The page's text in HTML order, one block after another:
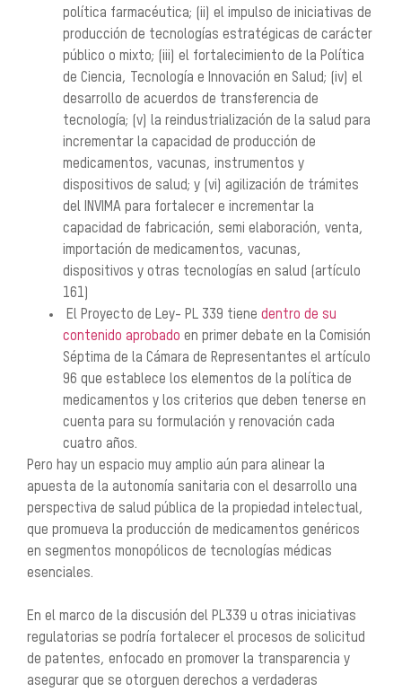
política farmacéutica; (ii) el impulso de iniciativas de
producción de tecnologías estratégicas de carácter
público o mixto; (iii) el fortalecimiento de la Política
de Ciencia, Tecnología e Innovación en Salud; (iv) el
desarrollo de acuerdos de transferencia de
tecnología; (v) la reindustrialización de la salud para
incrementar la capacidad de producción de
medicamentos, vacunas, instrumentos y
dispositivos de salud; y (vi) agilización de trámites
del INVIMA para fortalecer e incrementar la
capacidad de fabricación, semi elaboración, venta,
importación de medicamentos, vacunas,
dispositivos y otras tecnologías en salud (artículo
161)
El Proyecto de Ley- PL 339 tiene dentro de su
contenido aprobado en primer debate en la Comisión
Séptima de la Cámara de Representantes el artículo
96 que establece los elementos de la política de
medicamentos y los criterios que deben tenerse en
cuenta para su formulación y renovación cada
cuatro años.
Pero hay un espacio muy amplio aún para alinear la
apuesta de la autonomía sanitaria con el desarrollo una
perspectiva de salud pública de la propiedad intelectual,
que promueva la producción de medicamentos genéricos
en segmentos monopólicos de tecnologías médicas
esenciales.
En el marco de la discusión del PL339 u otras iniciativas
regulatorias se podría fortalecer el procesos de solicitud
de patentes, enfocado en promover la transparencia y
asegurar que se otorguen derechos a verdaderas